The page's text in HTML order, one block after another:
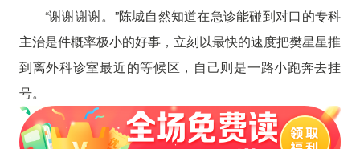
“谢谢谢谢。”陈城自然知道在急诊能碰到对口的专科
主治是件概率极小的好事，立刻以最快的速度把樊星星推
到离外科诊室最近的等候区，自己则是一路小跑奔去挂
号。